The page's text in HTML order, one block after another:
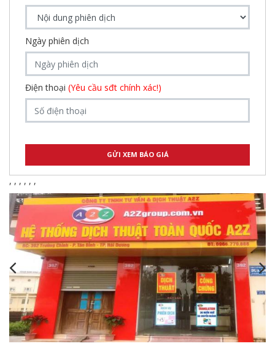
Ngày phiên dịch
Điện thoại (Yêu cầu sđt chính xác!)
, , , , , ,